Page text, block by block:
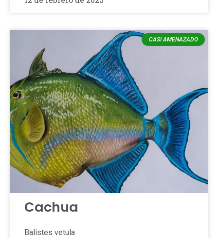
CASI AMENAZADO
Cachua
Balistes vetula